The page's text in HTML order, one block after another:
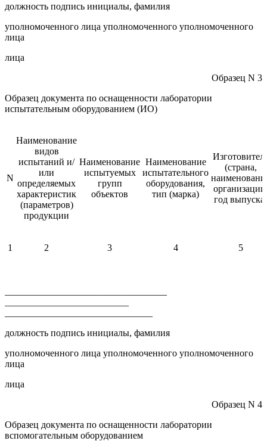
должность подпись инициалы, фамилия
уполномоченного лица уполномоченного уполномоченного
лица
лица
Образец N 3
Образец документа по оснащенности лаборатории
испытательным оборудованием (ИО)
N
Наименование
видов
испытаний и/
или
определяемых
характеристик
(параметров)
продукции
Наименование
испытуемых
групп
объектов
Наименование
испытательного
оборудования,
тип (марка)
(страна,
год выпуска)
1 2 3 4 5
должность подпись инициалы, фамилия
уполномоченного лица уполномоченного уполномоченного
лица
лица
Образец N 4
Образец документа по оснащенности лаборатории
вспомогательным оборудованием